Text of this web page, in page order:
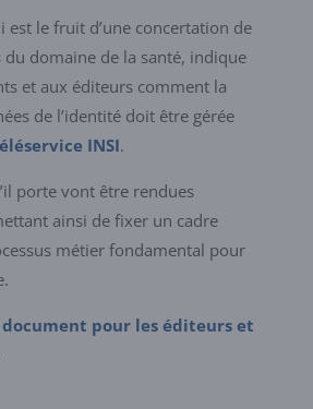
est le fruit d’une concertation de
du domaine de la santé, indique
et aux éditeurs comment la
de l’identité doit être gérée
INSI.
porte vont être rendues
ainsi de fixer un cadre
métier fondamental pour
pour les éditeurs et